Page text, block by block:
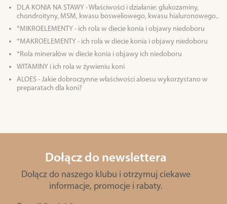
DLA KONIA NA STAWY - Właściwości i działanie: glukozaminy,
chondroityny, MSM, kwasu bosweliowego, kwasu hialuronowego..
*MIKROELEMENTY - ich rola w diecie konia i objawy niedoboru
*MAKROELEMENTY - ich rola w diecie konia i objawy niedoboru
*Rola minerałów w diecie konia i objawy ich niedoboru
WITAMINY i ich rola w żywieniu koni
ALOES - Jakie dobroczynne właściwości aloesu wykorzystano w
preparatach dla koni?
Dołącz do newslettera
Dołącz do naszego klubu i otrzymuj ciekawe
informacje, promocje i rabaty.